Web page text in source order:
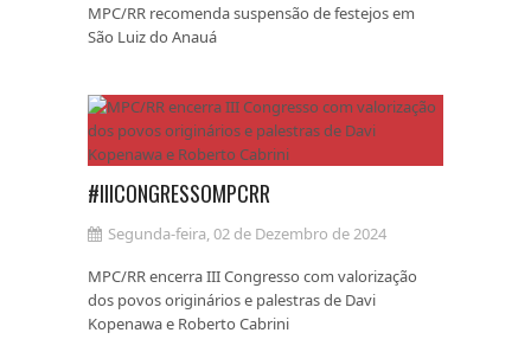
MPC/RR recomenda suspensão de festejos em
São Luiz do Anauá
#IIICONGRESSOMPCRR
Segunda-feira, 02 de Dezembro de 2024
MPC/RR encerra III Congresso com valorização
dos povos originários e palestras de Davi
Kopenawa e Roberto Cabrini